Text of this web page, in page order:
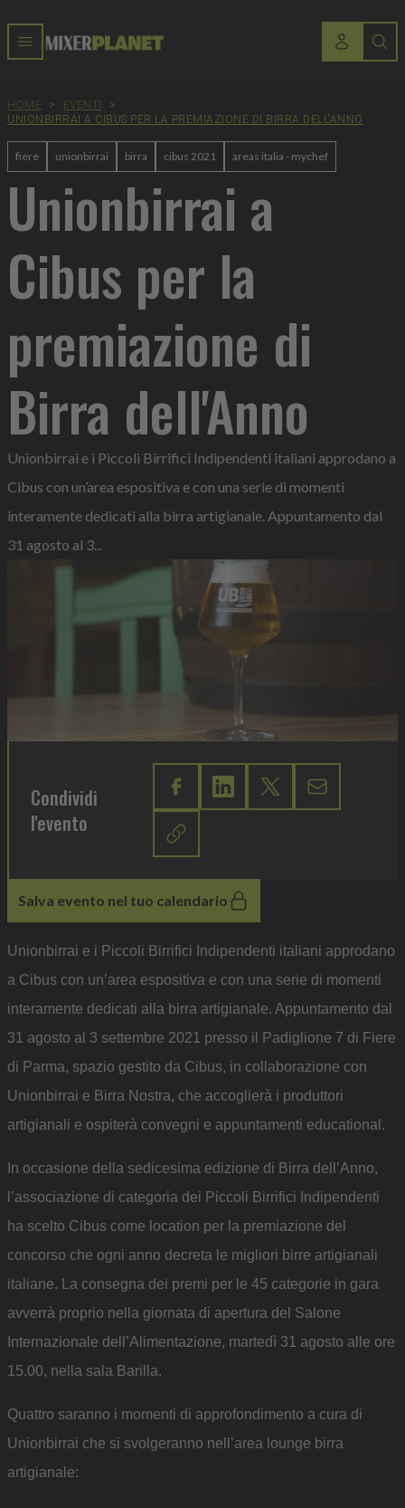
HOME > EVENTI
>
UNIONBIRRAI A CIBUS PER LA PREMIAZIONE DI BIRRA DELL'ANNO
fiere unionbirrai birra cibus 2021 areas italia - mychef
Unionbirrai a
Cibus per la
premiazione di
Birra dell'Anno
Unionbirrai e i Piccoli Birrifici Indipendenti italiani approdano a
Cibus con un’area espositiva e con una serie di momenti
interamente dedicati alla birra artigianale. Appuntamento dal
31 agosto al 3...
Condividi
l'evento
Salva evento nel tuo calendario
Unionbirrai e i Piccoli Birrifici Indipendenti italiani approdano
a Cibus con un’area espositiva e con una serie di momenti
interamente dedicati alla birra artigianale. Appuntamento dal
31 agosto al 3 settembre 2021 presso il Padiglione 7 di Fiere
di Parma, spazio gestito da Cibus, in collaborazione con
Unionbirrai e Birra Nostra, che accoglierà i produttori
artigianali e ospiterà convegni e appuntamenti educational.
In occasione della sedicesima edizione di Birra dell’Anno,
l’associazione di categoria dei Piccoli Birrifici Indipendenti
ha scelto Cibus come location per la premiazione del
concorso che ogni anno decreta le migliori birre artigianali
italiane. La consegna dei premi per le 45 categorie in gara
avverrà proprio nella giornata di apertura del Salone
Internazionale dell’Alimentazione, martedì 31 agosto alle ore
15.00, nella sala Barilla.
Quattro saranno i momenti di approfondimento a cura di
Unionbirrai che si svolgeranno nell’area lounge birra
artigianale: